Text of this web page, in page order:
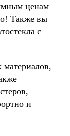
ценам
Также вы
с
материалов,
и